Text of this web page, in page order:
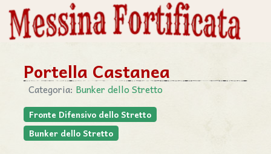
Portella Castanea
Categoria: Bunker dello Stretto
Fronte Difensivo dello Stretto
Bunker dello Stretto